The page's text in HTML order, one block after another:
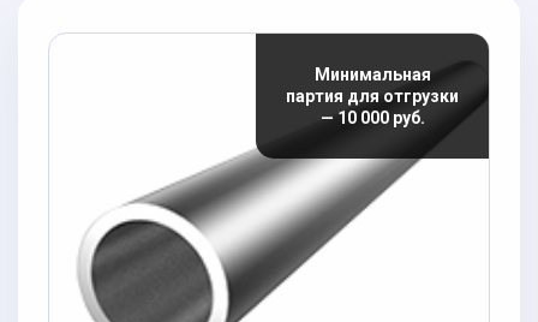
Минимальная
партия для отгрузки
— 10 000 руб.